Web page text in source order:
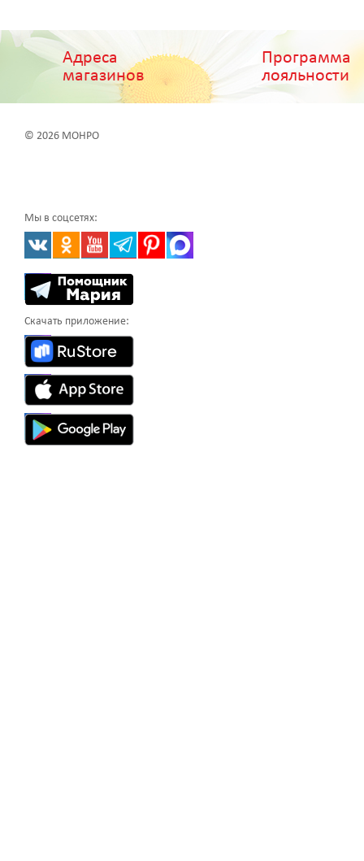
Адреса
магазинов
Программа
лояльности
© 2026 МОНРО
Мы в соцсетях:
Скачать приложение: